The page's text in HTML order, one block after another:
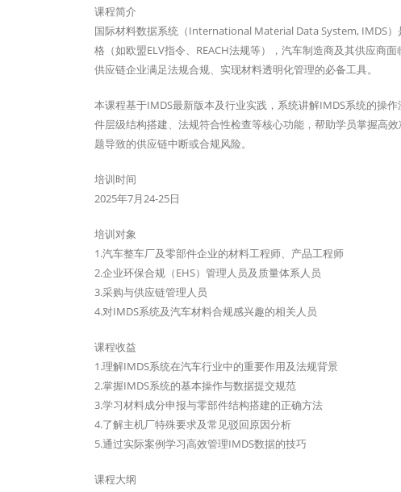
课程简介
国际材料数据系统（International Material Data System, IMDS
格（如欧盟ELV指令、REACH法规等），汽车制造商及其供应商
供应链企业满足法规合规、实现材料透明化管理的必备工具。
本课程基于IMDS最新版本及行业实践，系统讲解IMDS系统的操
件层级结构搭建、法规符合性检查等核心功能，帮助学员掌握高
题导致的供应链中断或合规风险。
培训时间
2025年7月24-25日
培训对象
1.汽车整车厂及零部件企业的材料工程师、产品工程师
2.企业环保合规（EHS）管理人员及质量体系人员
3.采购与供应链管理人员
4.对IMDS系统及汽车材料合规感兴趣的相关人员
课程收益
1.理解IMDS系统在汽车行业中的重要作用及法规背景
2.掌握IMDS系统的基本操作与数据提交规范
3.学习材料成分申报与零部件结构搭建的正确方法
4.了解主机厂特殊要求及常见驳回原因分析
5.通过实际案例学习高效管理IMDS数据的技巧
课程大纲